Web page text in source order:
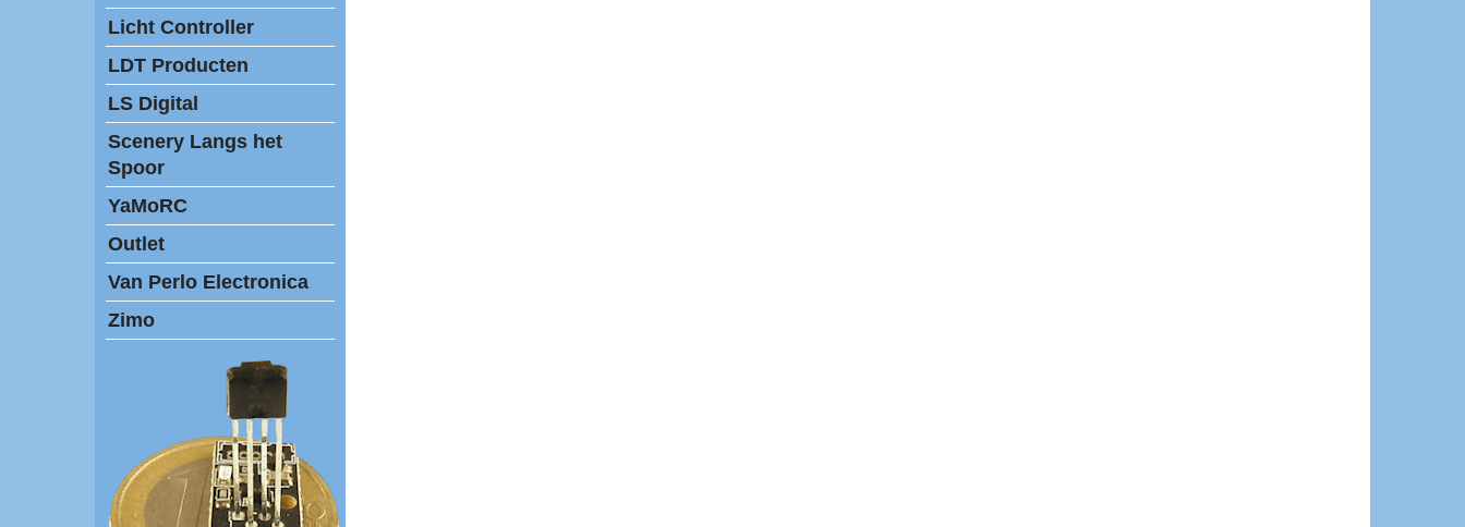
Licht Controller
LDT Producten
LS Digital
Scenery Langs het
Spoor
YaMoRC
Outlet
Van Perlo Electronica
Zimo